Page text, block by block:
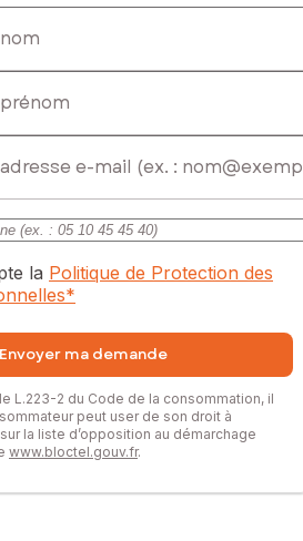
la Politique de Protection des
*
Envoyer ma demande
L.223-2 du Code de la consommation, il
peut user de son droit à
la liste d’opposition au démarchage
www.bloctel.gouv.fr.